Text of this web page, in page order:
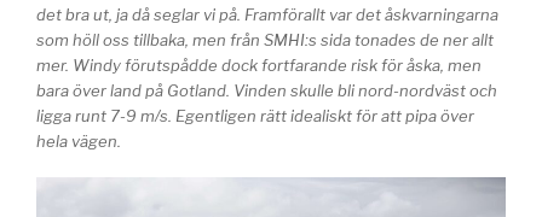
det bra ut, ja då seglar vi på. Framförallt var det åskvarningarna
som höll oss tillbaka, men från SMHI:s sida tonades de ner allt
mer. Windy förutspådde dock fortfarande risk för åska, men
bara över land på Gotland. Vinden skulle bli nord-nordväst och
ligga runt 7-9 m/s. Egentligen rätt idealiskt för att pipa över
hela vägen.